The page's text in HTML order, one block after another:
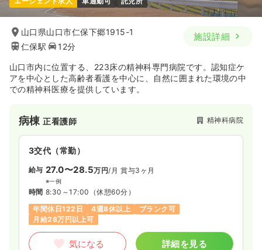
山口県山口市仁保下郷1915-1
仁保駅
12分
施設詳細
山口市内に位置する、223床の精神科専門病院です。認知症ケ
アを中心とした高齢者看護を中心に、自然に囲まれた環境の中
での精神科医療を提供しています。
病棟正看護師 精神科病院
3交代（常勤）
給与 27.0〜28.5万円/月 賞与3ヶ月
※一例
時間 8:30～17:00 （休憩60分）
年間休日122日
4週8休以上
ブランク可
月給28万円以上可
気になる 詳細を見る